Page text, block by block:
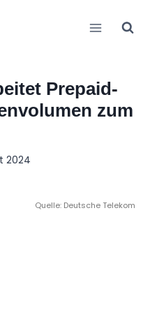
Prepaid-
zum
2024
Quelle: Deutsche Telekom